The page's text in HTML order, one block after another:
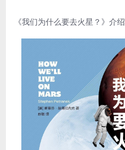
《我们为什么要去火星？》介绍